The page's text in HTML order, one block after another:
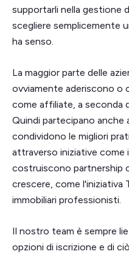
supportarli nella gestione
scegliere semplicemente
ha senso.
La maggior parte delle
ovviamente aderiscono o
come affiliate, a seconda
Quindi partecipano anche
condividono le migliori
attraverso iniziative come
costruiscono partnership
crescere, come l'iniziativa
immobiliari professionisti.
Il nostro team è sempre
opzioni di iscrizione e di